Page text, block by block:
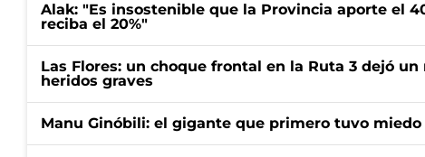
Alak: "Es insostenible que la Provincia aporte el
reciba el 20%"
Las Flores: un choque frontal en la Ruta 3 dejó
heridos graves
Manu Ginóbili: el gigante que primero tuvo miedo